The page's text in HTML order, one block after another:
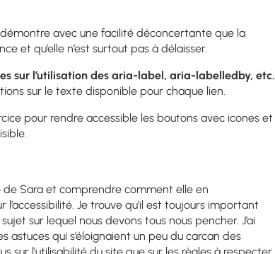
démontre avec une facilité déconcertante que la
et qu’elle n’est surtout pas à délaisser.
sur l’utilisation des aria-label, aria-labelledby, etc.
sur le texte disponible pour chaque lien.
pour rendre accessible les boutons avec icones et
de Sara et comprendre comment elle en
Je trouve qu’il est toujours important
sur lequel nous devons tous nous pencher. J’ai
astuces qui s’éloignaient un peu du carcan des